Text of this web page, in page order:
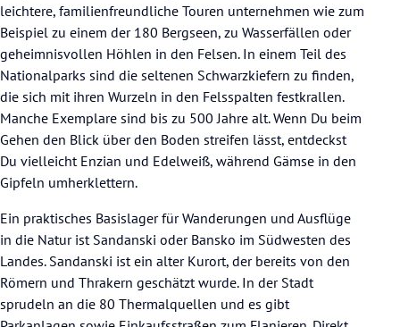
leichtere, familienfreundliche Touren unternehmen wie zum
Beispiel zu einem der 180 Bergseen, zu Wasserfällen oder
geheimnisvollen Höhlen in den Felsen. In einem Teil des
Nationalparks sind die seltenen Schwarzkiefern zu finden,
die sich mit ihren Wurzeln in den Felsspalten festkrallen.
Manche Exemplare sind bis zu 500 Jahre alt. Wenn Du beim
Gehen den Blick über den Boden streifen lässt, entdeckst
Du vielleicht Enzian und Edelweiß, während Gämse in den
Gipfeln umherklettern.
Ein praktisches Basislager für Wanderungen und Ausflüge
in die Natur ist Sandanski oder Bansko im Südwesten des
Landes. Sandanski ist ein alter Kurort, der bereits von den
Römern und Thrakern geschätzt wurde. In der Stadt
sprudeln an die 80 Thermalquellen und es gibt